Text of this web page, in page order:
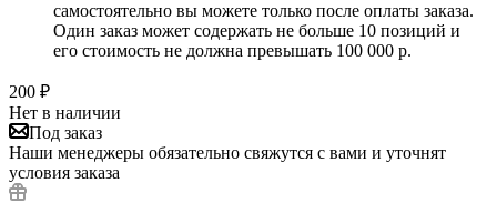
самостоятельно вы можете только после оплаты заказа.
Один заказ может содержать не больше 10 позиций и
его стоимость не должна превышать 100 000 р.
200 ₽
Нет в наличии
Под заказ
Наши менеджеры обязательно свяжутся с вами и уточнят
условия заказа